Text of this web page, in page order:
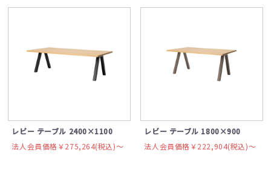
レビー テーブル 2400×1100
法人会員価格￥275,264(税込)〜
レビー テーブル 1800×900
法人会員価格￥222,904(税込)〜